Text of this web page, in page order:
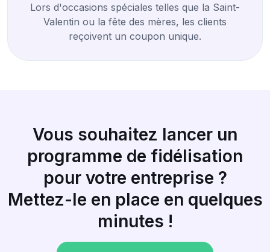
Lors d'occasions spéciales telles que la Saint-
Valentin ou la fête des mères, les clients
reçoivent un coupon unique.
Vous souhaitez lancer un
programme de fidélisation
pour votre entreprise ?
Mettez-le en place en quelques
minutes !